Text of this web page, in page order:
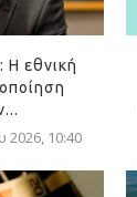
εθνική
2026, 10:40